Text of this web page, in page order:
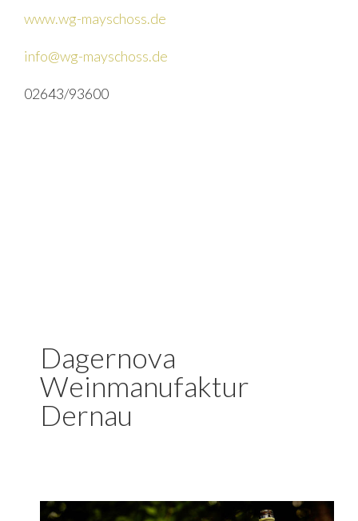
www.wg-mayschoss.de
info@wg-mayschoss.de
02643/93600
Dagernova
Weinmanufaktur
Dernau